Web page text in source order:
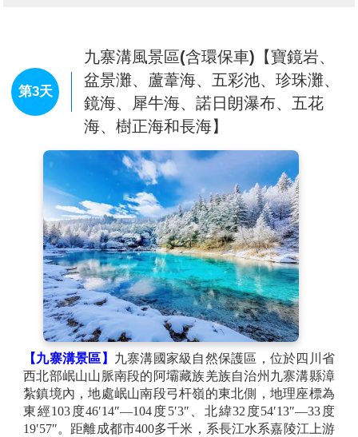
第3天
九寨溝風景區(含環保車)【寶鏡岩、
盆景灘、蘆葦海、五彩池、珍珠灘、
鏡海、犀牛海、諾日朗瀑布、五花
海、樹正海和長海】
【九寨溝景區】 九寨溝國家級自然保護區，位於四川省
西北部岷山山脈南段的阿壩藏族羌族自治州九寨溝縣漳
紮鎮境內，地處岷山南段弓杆嶺的東北側，地理座標為
東經103度46′14″—104度5′3″、北緯32度54′13″—33度
19′57″。距離成都市400多千米，系長江水系嘉陵江上游